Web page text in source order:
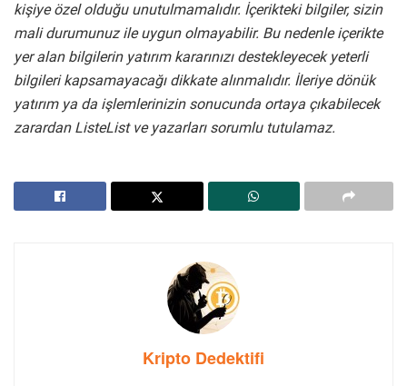
kişiye özel olduğu unutulmamalıdır. İçerikteki bilgiler, sizin
mali durumunuz ile uygun olmayabilir. Bu nedenle içerikte
yer alan bilgilerin yatırım kararınızı destekleyecek yeterli
bilgileri kapsamayacağı dikkate alınmalıdır. İleriye dönük
yatırım ya da işlemlerinizin sonucunda ortaya çıkabilecek
zarardan ListeList ve yazarları sorumlu tutulamaz.
Kripto Dedektifi